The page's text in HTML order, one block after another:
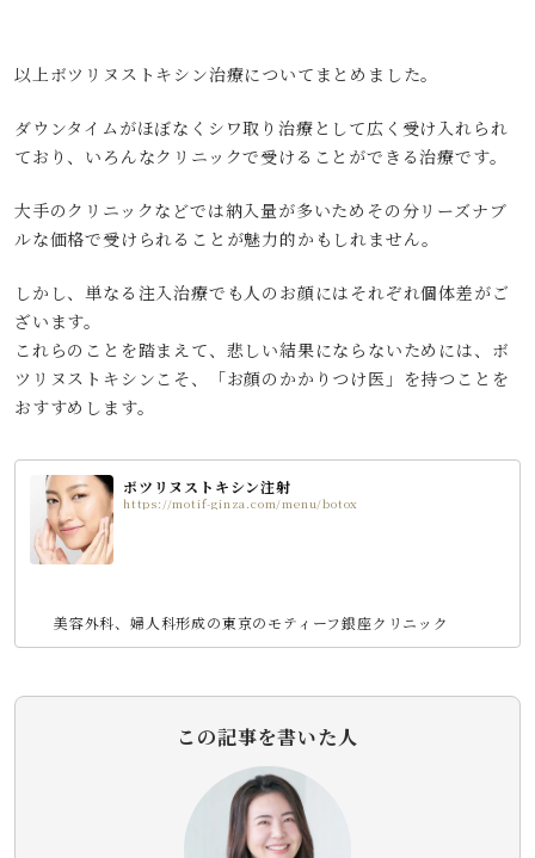
以上ボツリヌストキシン治療についてまとめました。
ダウンタイムがほぼなくシワ取り治療として広く受け入れられ
ており、いろんなクリニックで受けることができる治療です。
大手のクリニックなどでは納入量が多いためその分リーズナブ
ルな価格で受けられることが魅力的かもしれません。
しかし、単なる注入治療でも人のお顔にはそれぞれ個体差がご
ざいます。
これらのことを踏まえて、悲しい結果にならないためには、ボ
ツリヌストキシンこそ、「お顔のかかりつけ医」を持つことを
おすすめします。
ボツリヌストキシン注射
https://motif-ginza.com/menu/botox
美容外科、婦人科形成の東京のモティーフ銀座クリニック
この記事を書いた人